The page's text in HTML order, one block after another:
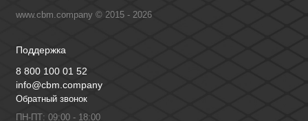
www.cbm.company © 2015 - 2026
Поддержка
8 800 100 01 52
info@cbm.company
Обратный звонок
ПН-ПТ: 09:00 - 18:00